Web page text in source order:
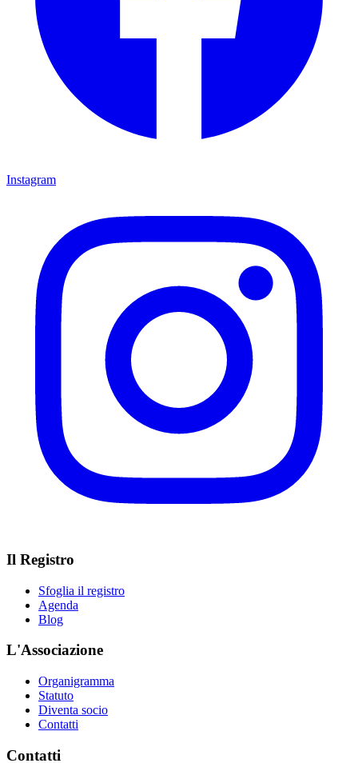
Instagram
Il Registro
Sfoglia il registro
Agenda
Blog
L'Associazione
Organigramma
Statuto
Diventa socio
Contatti
Contatti